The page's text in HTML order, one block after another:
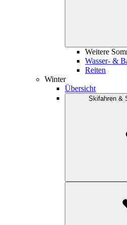
Weitere
Wasser- &
Reiten
Winter
Übersicht
Skifahren &